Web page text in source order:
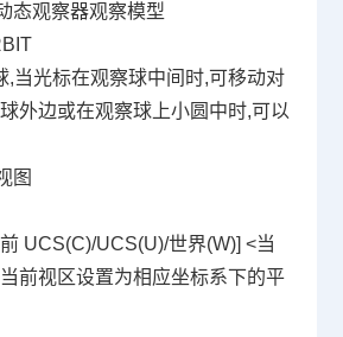
态观察器观察模型
,当光标在观察球中间时,可移动对
外边或在观察球上小圆中时,可以
图
UCS(C)/UCS(U)/世界(W)] <当
前视区设置为相应坐标系下的平